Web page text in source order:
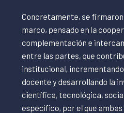
Concretamente, se firmaron
marco, pensado en la
complementación e
entre las partes, que
institucional,
docente y desarrollando la
científica, tecnológica,
específico, por el que